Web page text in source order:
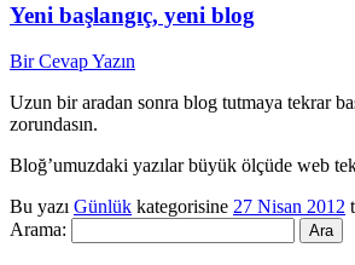
Yeni başlangıç, yeni blog
Bir Cevap Yazın
Uzun bir aradan sonra blog tutmaya tekrar
zorundasın.
Bloğ’umuzdaki yazılar büyük ölçüde web
Bu yazı Günlük kategorisine 27 Nisan 2012
Arama: